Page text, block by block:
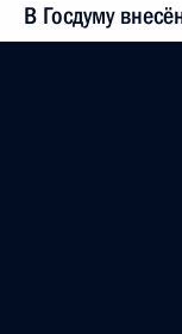
В Госдуму
о внесении